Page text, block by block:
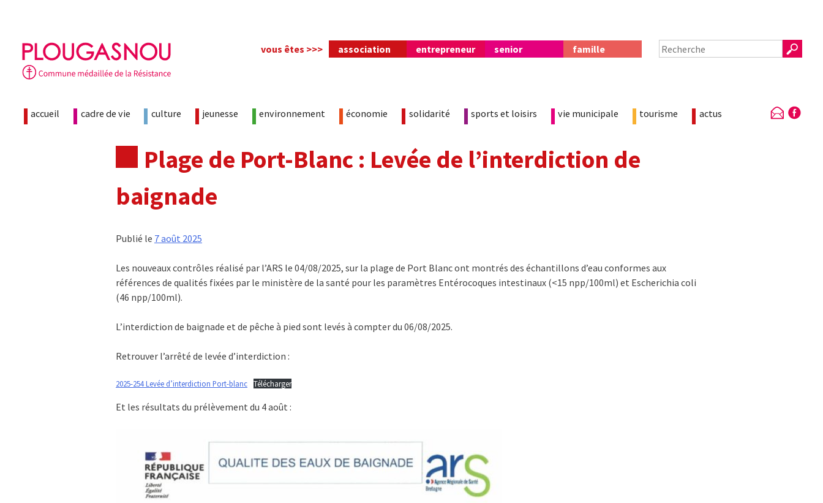
Skip
to
content
vous êtes >>> association entrepreneur senior famille
accueil cadre de vie culture jeunesse environnement économie solidarité sports et loisirs vie municipale tourisme actus
Plage de Port-Blanc : Levée de l’interdiction de
baignade
Publié le 7 août 2025
Les nouveaux contrôles réalisé par l’ARS le 04/08/2025, sur la plage de Port Blanc ont montrés des échantillons d’eau conformes aux
références de qualités fixées par le ministère de la santé pour les paramètres Entérocoques intestinaux (<15 npp/100ml) et Escherichia coli
(46 npp/100ml).
L’interdiction de baignade et de pêche à pied sont levés à compter du 06/08/2025.
Retrouver l’arrêté de levée d’interdiction :
2025-254 Levée d’interdiction Port-blanc Télécharger
Et les résultats du prélèvement du 4 août :